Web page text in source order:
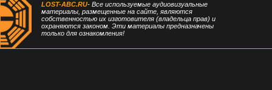
LOST-ABC.RU- Все используемые аудиовизуальные
материалы, размещенные на сайте, являются
собственностью их изготовителя (владельца прав) и
охраняются законом. Эти материалы предназначены
только для ознакомления!